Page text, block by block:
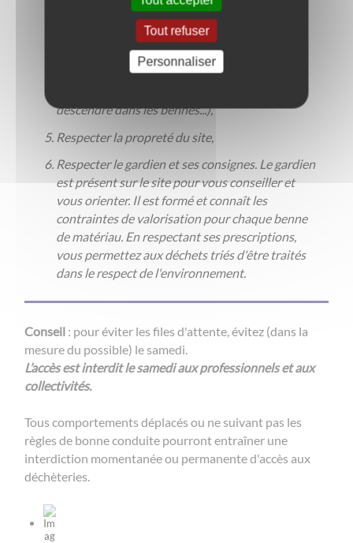
Décharger rapidement en respectant
consignes de sécurité(laisser de préférence
les jeunes enfants dans le véhicule, ne pas
descendre dans les bennes...),
Respecter la propreté du site,
Respecter le gardien et ses consignes. Le gardien
est présent sur le site pour vous conseiller et
vous orienter. Il est formé et connaît les
contraintes de valorisation pour chaque benne
de matériau. En respectant ses prescriptions,
vous permettez aux déchets triés d'être traités
dans le respect de l'environnement.
Conseil : pour éviter les files d'attente, évitez (dans la
mesure du possible) le samedi.
L’accès est interdit le samedi aux professionnels et aux
collectivités.
Tous comportements déplacés ou ne suivant pas les
règles de bonne conduite pourront entraîner une
interdiction momentanée ou permanente d'accès aux
déchèteries.
Tout refuser
Personnaliser